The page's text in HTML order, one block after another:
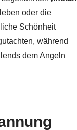
oder die
Schönheit
während
demAngeln